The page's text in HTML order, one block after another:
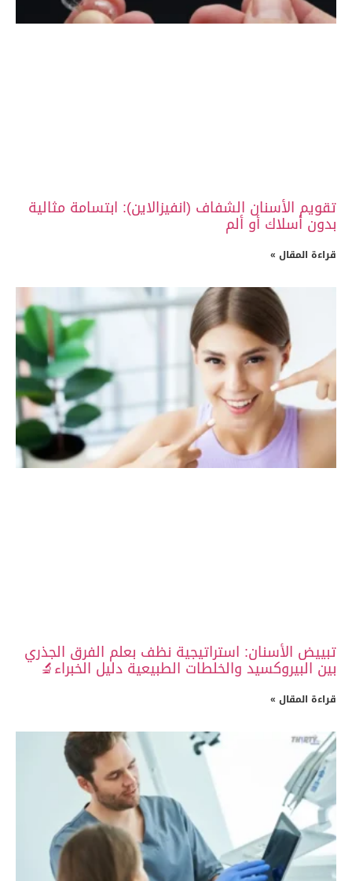
تقويم الأسنان الشفاف (انفيزالاين): ابتسامة مثالية
بدون أسلاك أو ألم
قراءة المقال »
تبييض الأسنان: استراتيجية نظف بعلم الفرق الجذري
بين البيروكسيد والخلطات الطبيعية دليل الخبراء🔬
قراءة المقال »